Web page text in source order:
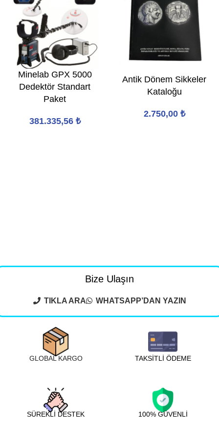
Minelab GPX 5000
Dedektör Standart
Paket
381.335,56 ₺
Antik Dönem Sikkeler
Kataloğu
2.750,00 ₺
Bize Ulaşın
TIKLA ARA WHATSAPP’DAN YAZIN
GLOBAL KARGO TAKSİTLİ ÖDEME
SÜREKLİ DESTEK 100% GÜVENLİ